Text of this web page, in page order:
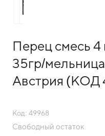
Перец смесь
35гр/
Австрия (КОД
Код: 49968
Свободный остаток